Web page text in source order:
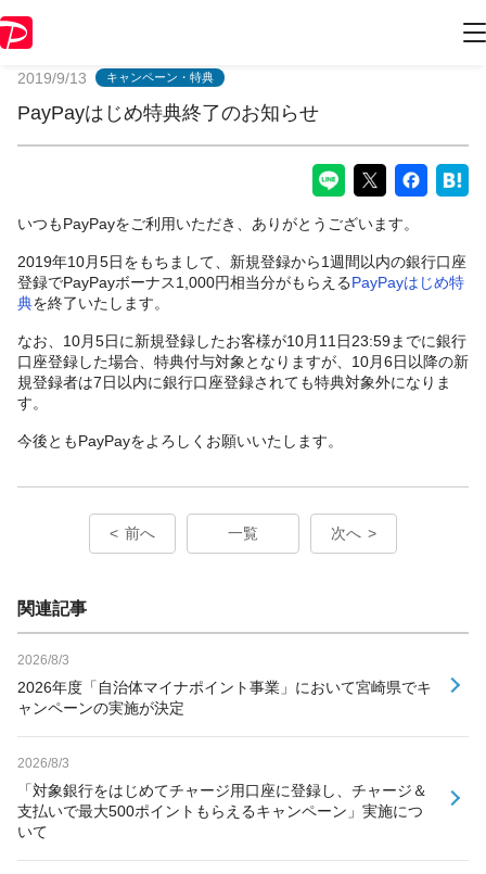
2019/9/13 キャンペーン・特典
PayPayはじめ特典終了のお知らせ
いつもPayPayをご利用いただき、ありがとうございます。
2019年10月5日をもちまして、新規登録から1週間以内の銀行口座
登録でPayPayボーナス1,000円相当分がもらえるPayPayはじめ特
典を終了いたします。
なお、10月5日に新規登録したお客様が10月11日23:59までに銀行
口座登録した場合、特典付与対象となりますが、10月6日以降の新
規登録者は7日以内に銀行口座登録されても特典対象外になりま
す。
今後ともPayPayをよろしくお願いいたします。
前へ 一覧 次へ
関連記事
2026/8/3
2026年度「自治体マイナポイント事業」において宮崎県でキ
ャンペーンの実施が決定
2026/8/3
「対象銀行をはじめてチャージ用口座に登録し、チャージ＆
支払いで最大500ポイントもらえるキャンペーン」実施につ
いて